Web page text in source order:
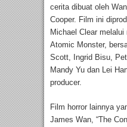
cerita dibuat oleh
Cooper. Film ini
Michael Clear
Atomic Monster,
Scott, Ingrid Bisu,
Mandy Yu dan Lei
producer.
Film horror lainnya
James Wan, “The